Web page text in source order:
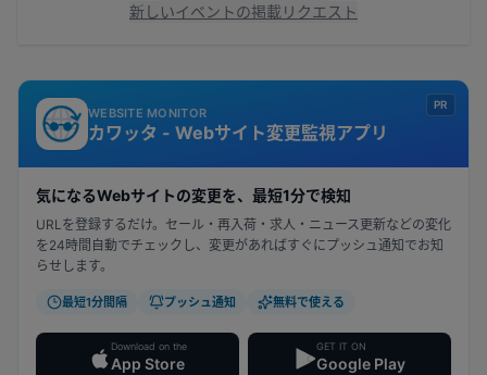
新しいイベントの掲載リクエスト
PR
WEBSITE MONITOR
カワッタ - Webサイト変更監視アプリ
気になるWebサイトの変更を、最短1分で検知
URLを登録するだけ。セール・再入荷・求人・ニュース更新などの変化
を24時間自動でチェックし、変更があればすぐにプッシュ通知でお知
らせします。
最短1分間隔 プッシュ通知 無料で使える
Download on the
App Store
GET IT ON
Google Play